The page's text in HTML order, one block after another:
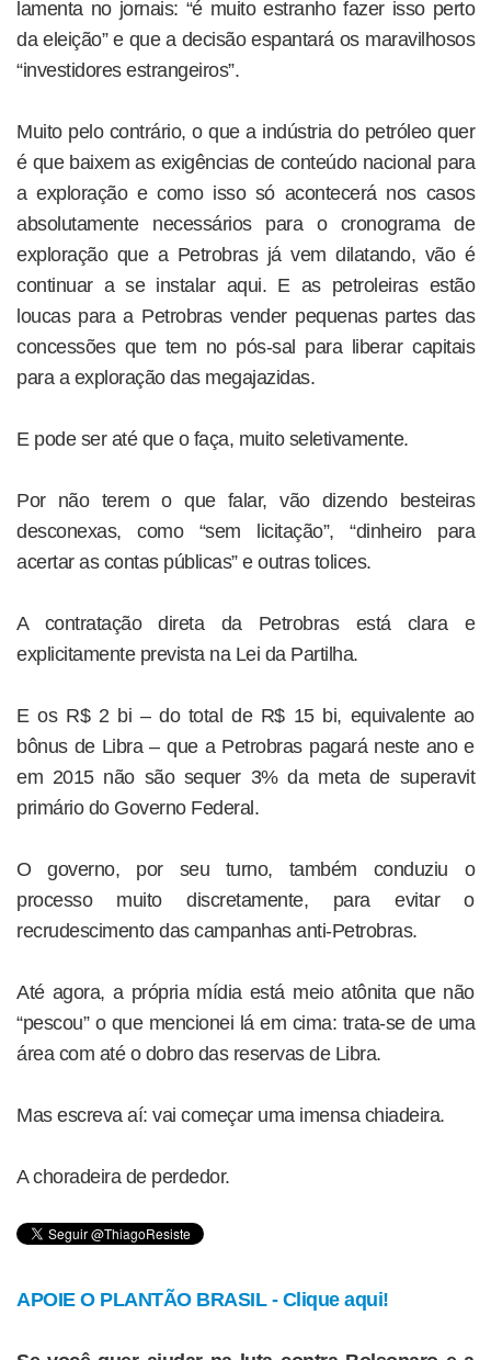
lamenta no jornais: “é muito estranho fazer isso perto
da eleição” e que a decisão espantará os maravilhosos
“investidores estrangeiros”.
Muito pelo contrário, o que a indústria do petróleo quer
é que baixem as exigências de conteúdo nacional para
a exploração e como isso só acontecerá nos casos
absolutamente necessários para o cronograma de
exploração que a Petrobras já vem dilatando, vão é
continuar a se instalar aqui. E as petroleiras estão
loucas para a Petrobras vender pequenas partes das
concessões que tem no pós-sal para liberar capitais
para a exploração das megajazidas.
E pode ser até que o faça, muito seletivamente.
Por não terem o que falar, vão dizendo besteiras
desconexas, como “sem licitação”, “dinheiro para
acertar as contas públicas” e outras tolices.
A contratação direta da Petrobras está clara e
explicitamente prevista na Lei da Partilha.
E os R$ 2 bi – do total de R$ 15 bi, equivalente ao
bônus de Libra – que a Petrobras pagará neste ano e
em 2015 não são sequer 3% da meta de superavit
primário do Governo Federal.
O governo, por seu turno, também conduziu o
processo muito discretamente, para evitar o
recrudescimento das campanhas anti-Petrobras.
Até agora, a própria mídia está meio atônita que não
“pescou” o que mencionei lá em cima: trata-se de uma
área com até o dobro das reservas de Libra.
Mas escreva aí: vai começar uma imensa chiadeira.
A choradeira de perdedor.
APOIE O PLANTÃO BRASIL - Clique aqui!